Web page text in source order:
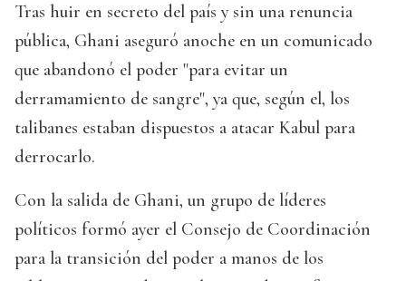
Tras huir en secreto del país y sin una renuncia
pública, Ghani aseguró anoche en un comunicado
que abandonó el poder "para evitar un
derramamiento de sangre", ya que, según el, los
talibanes estaban dispuestos a atacar Kabul para
derrocarlo.
Con la salida de Ghani, un grupo de líderes
políticos formó ayer el Consejo de Coordinación
para la transición del poder a manos de los